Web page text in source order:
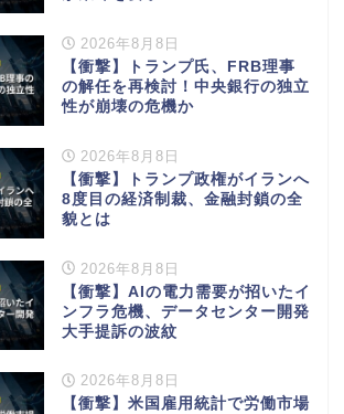
2026年8月8日
【衝撃】トランプ氏、FRB理事
の解任を再検討！中央銀行の独立
性が崩壊の危機か
2026年8月8日
【衝撃】トランプ政権がイランへ
8度目の経済制裁、金融封鎖の全
貌とは
2026年8月8日
【衝撃】AIの電力需要が招いたイ
ンフラ危機、データセンター開発
大手提訴の波紋
2026年8月8日
【衝撃】米国雇用統計で労働市場